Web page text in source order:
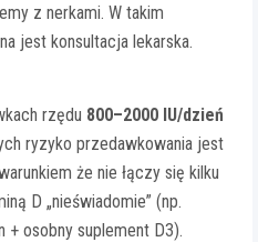
z nerkami. W takim
jest konsultacja lekarska.
rzędu 800–2000 IU/dzień
ryzyko przedawkowania jest
że nie łączy się kilku
D „nieświadomie” (np.
+ osobny suplement D3).